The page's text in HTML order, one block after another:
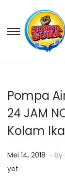
Pompa
24 JAM
Kolam
P
o
Mei 14, 2018 J. by
yet